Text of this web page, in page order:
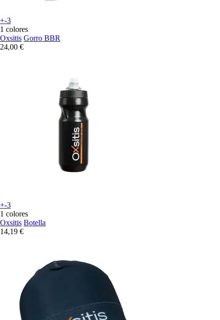
+-3
1 colores
Oxsitis Gorro BBR
24,00 €
+-3
1 colores
Oxsitis Botella
14,19 €